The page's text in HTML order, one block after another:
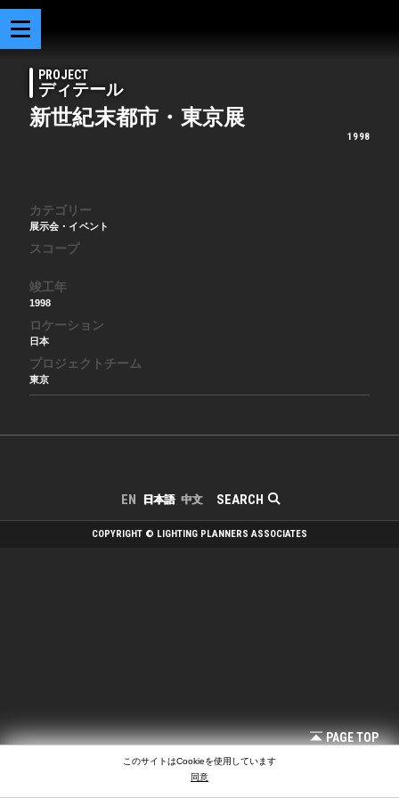
PROJECT
ディテール
新世紀末都市・東京展
1998
カテゴリー
展示会・イベント
スコープ
竣工年
1998
ロケーション
日本
プロジェクトチーム
東京
SEARCH
EN 日本語 中文
PAGE TOP
COPYRIGHT © LIGHTING PLANNERS ASSOCIATES
このサイトはCookieを使用しています
同意